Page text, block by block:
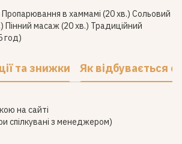
Пропарювання в хаммамі (20 хв.) Сольовий
Пінний масаж (20 хв.) Традиційний
год)
та знижки Як відбувається
на сайті
спілкувані з менеджером)